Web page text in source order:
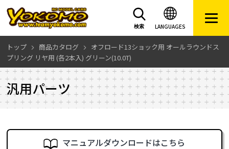
LANGUAGES
検索
トップ 商品カタログ
オフロード13ショック用 オールラウンドス
プリング リヤ用 (各2本入) グリーン(10.0T)
汎用パーツ
マニュアルダウンロードはこちら